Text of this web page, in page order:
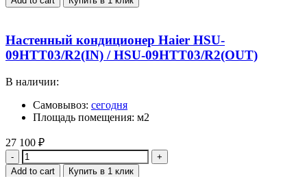
Настенный кондиционер Haier HSU-
09HTT03/R2(IN) / HSU-09HTT03/R2(OUT)
В наличии:
Самовывоз: сегодня
Площадь помещения: м2
27 100 ₽
Quantity
Add to cart Купить в 1 клик